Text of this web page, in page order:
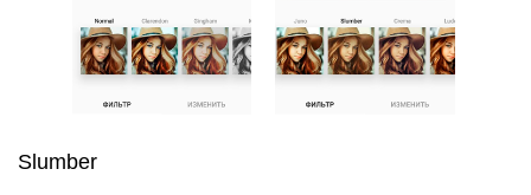
Slumber